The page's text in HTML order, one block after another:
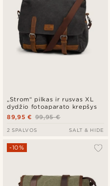
„Strom“ pilkas ir rusvas XL
dydžio fotoaparato krepšys
99,95 €
89,95 €
2 SPALVOS SALT & HIDE
-10%